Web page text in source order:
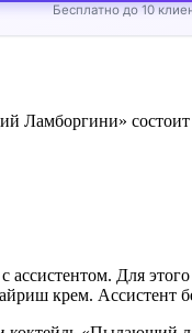
Бесплатно до 10
Ламборгини» состоит
ассистентом. Для
крем. Ассистент